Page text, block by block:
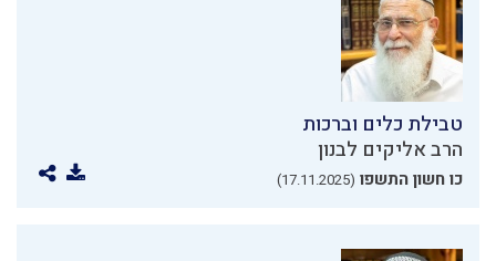
טבילת כלים וברכות
הרב אליקים לבנון
כו חשון התשפו (17.11.2025)